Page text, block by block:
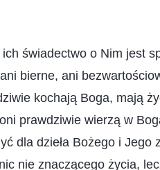
ich świadectwo o Nim jest
bierne, ani
kochają Boga, mają
prawdziwie wierzą w
dla dzieła Bożego i Jego
nie znaczącego życia,